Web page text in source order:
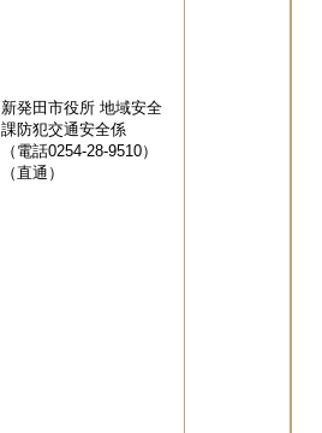
新発田市役所 地域安全
課防犯交通安全係
（電話0254-28-9510）
（直通）